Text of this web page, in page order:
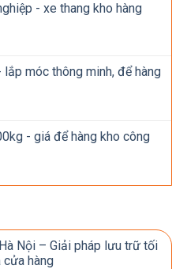
- xe thang kho hàng
lắp móc thông minh, để hàng
- giá để hàng kho công
Nội – Giải pháp lưu trữ tối
cửa hàng